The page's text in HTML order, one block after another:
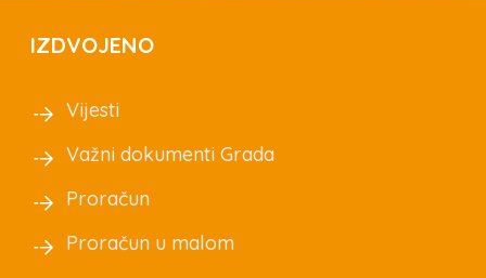
IZDVOJENO
Vijesti
Važni dokumenti Grada
Proračun
Proračun u malom